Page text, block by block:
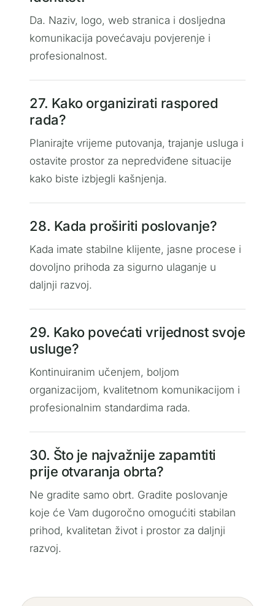
Da. Naziv, logo, web stranica i dosljedna
komunikacija povećavaju povjerenje i
profesionalnost.
27. Kako organizirati raspored
rada?
Planirajte vrijeme putovanja, trajanje usluga i
ostavite prostor za nepredviđene situacije
kako biste izbjegli kašnjenja.
28. Kada proširiti poslovanje?
Kada imate stabilne klijente, jasne procese i
dovoljno prihoda za sigurno ulaganje u
daljnji razvoj.
29. Kako povećati vrijednost svoje
usluge?
Kontinuiranim učenjem, boljom
organizacijom, kvalitetnom komunikacijom i
profesionalnim standardima rada.
30. Što je najvažnije zapamtiti
prije otvaranja obrta?
Ne gradite samo obrt. Gradite poslovanje
koje će Vam dugoročno omogućiti stabilan
prihod, kvalitetan život i prostor za daljnji
razvoj.